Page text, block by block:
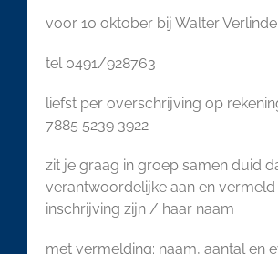
voor 10 oktober bij Walter
tel 0491/928763
liefst per overschrijving op
7885 5239 3922
zit je graag in groep samen duid
verantwoordelijke aan en vermeld
inschrijving zijn / haar naam
met vermelding: naam, aantal en